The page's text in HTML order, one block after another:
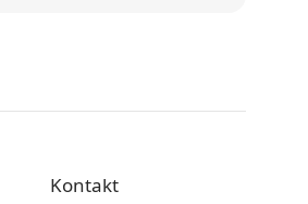
Kontakt